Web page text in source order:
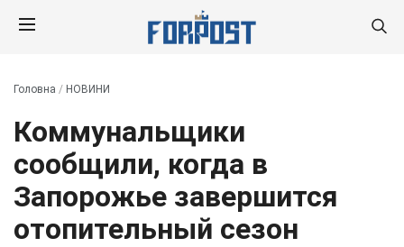
Головна / НОВИНИ
Коммунальщики
сообщили, когда в
Запорожье завершится
отопительный сезон